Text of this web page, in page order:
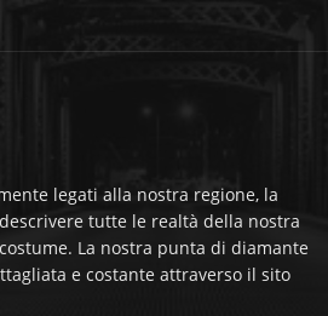
legati alla nostra regione, la
tutte le realtà della nostra
La nostra punta di diamante
e costante attraverso il sito